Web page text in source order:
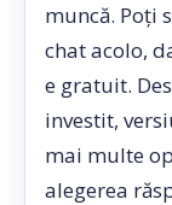
muncă. Poți
chat acolo,
e gratuit.
investit,
mai multe
alegerea